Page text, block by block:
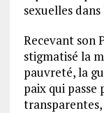
sexuelles
Recevant son
stigmatisé la
pauvreté, la
paix qui passe
transparentes,